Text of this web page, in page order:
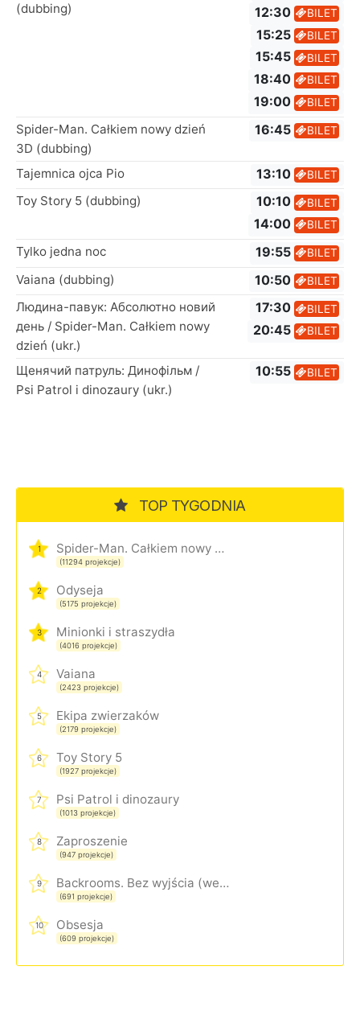
(dubbing)
12:30 BILET
15:25 BILET
15:45 BILET
18:40 BILET
19:00 BILET
Spider-Man. Całkiem nowy dzień
3D (dubbing)
16:45 BILET
Tajemnica ojca Pio 13:10 BILET
Toy Story 5 (dubbing) 10:10 BILET
14:00 BILET
Tylko jedna noc 19:55 BILET
Vaiana (dubbing) 10:50 BILET
Людина-павук: Абсолютно новий
день / Spider-Man. Całkiem nowy
dzień (ukr.)
17:30 BILET
20:45 BILET
Щенячий патруль: Динофільм /
Psi Patrol i dinozaury (ukr.)
10:55 BILET
TOP TYGODNIA
1 Spider-Man. Całkiem nowy dzień
(11294 projekcje)
2 Odyseja
(5175 projekcje)
3 Minionki i straszydła
(4016 projekcje)
4 Vaiana
(2423 projekcje)
5 Ekipa zwierzaków
(2179 projekcje)
6 Toy Story 5
(1927 projekcje)
7 Psi Patrol i dinozaury
(1013 projekcje)
8 Zaproszenie
(947 projekcje)
9 Backrooms. Bez wyjścia (wersja rozszerzona)
(691 projekcje)
10 Obsesja
(609 projekcje)